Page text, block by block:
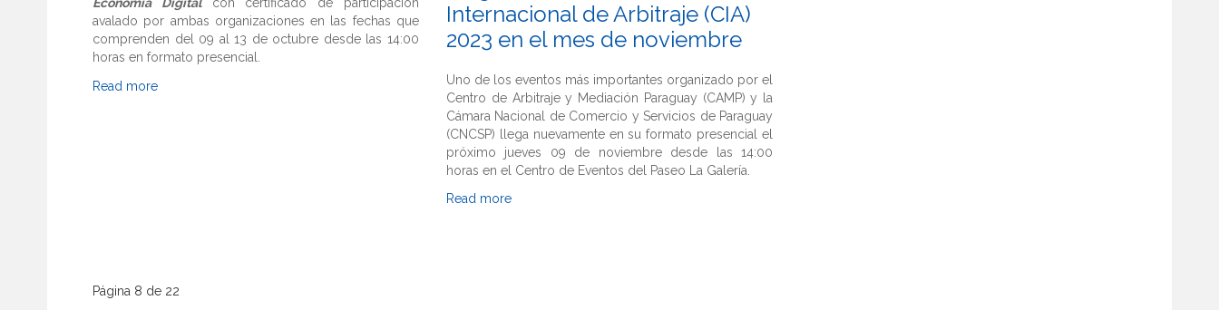
Economía Digitalcon certificado de participación
avalado por ambas organizaciones en las fechas que
comprenden del 09 al 13 de octubre desde las 14:00
horas en formato presencial.
Read more
Internacional de Arbitraje (CIA)
2023 en el mes de noviembre
Uno de los eventos más importantes organizado por el
Centro de Arbitraje y Mediación Paraguay (CAMP) y la
Cámara Nacional de Comercio y Servicios de Paraguay
(CNCSP) llega nuevamente en su formato presencial el
próximo jueves 09 de noviembre desde las 14:00
horas en el Centro de Eventos del Paseo La Galería.
Read more
Página 8 de 22